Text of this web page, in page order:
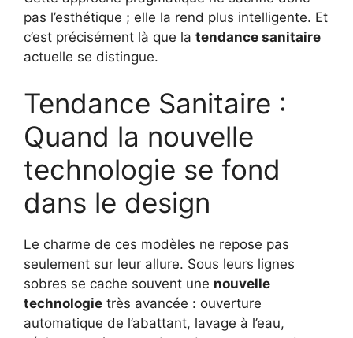
pas l’esthétique ; elle la rend plus intelligente. Et
c’est précisément là que la tendance sanitaire
actuelle se distingue.
Tendance Sanitaire :
Quand la nouvelle
technologie se fond
dans le design
Le charme de ces modèles ne repose pas
seulement sur leur allure. Sous leurs lignes
sobres se cache souvent une nouvelle
technologie très avancée : ouverture
automatique de l’abattant, lavage à l’eau,